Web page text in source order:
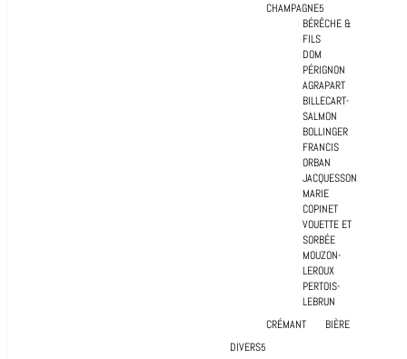
CHAMPAGNE
BÉRÊCHE &
FILS
DOM
PÉRIGNON
AGRAPART
BILLECART-
SALMON
BOLLINGER
FRANCIS
ORBAN
JACQUESSON
MARIE
COPINET
VOUETTE ET
SORBÉE
MOUZON-
LEROUX
PERTOIS-
LEBRUN
CRÉMANT
BIÈRE
DIVERS